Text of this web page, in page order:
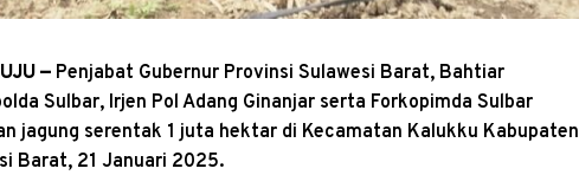
— Penjabat Gubernur Provinsi Sulawesi Barat, Bahtiar
Sulbar, Irjen Pol Adang Ginanjar serta Forkopimda Sulbar
jagung serentak 1 juta hektar di Kecamatan Kalukku Kabupaten
Barat, 21 Januari 2025.